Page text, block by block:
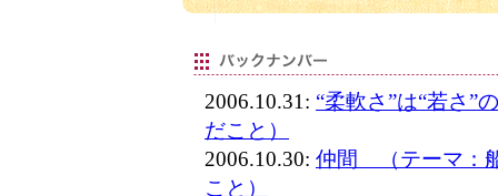
2006.10.31: “柔軟さ”は“若さ
だこと）
2006.10.30: 仲間 （テーマ：
こと）